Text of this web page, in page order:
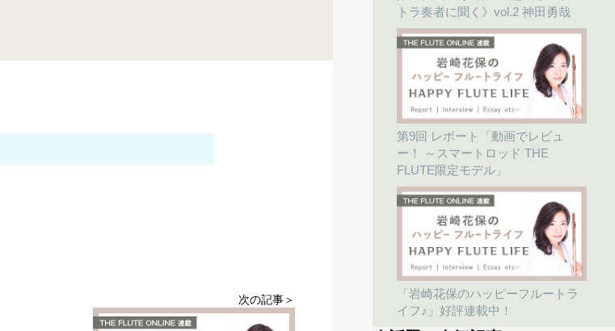
次の記事＞
トラ奏者に聞く》vol.2 神田勇哉
第9回 レポート「動画でレビュ
ー！ ～スマートロッド THE
FLUTE限定モデル」
「岩崎花保のハッピーフルートラ
イフ♪」好評連載中！